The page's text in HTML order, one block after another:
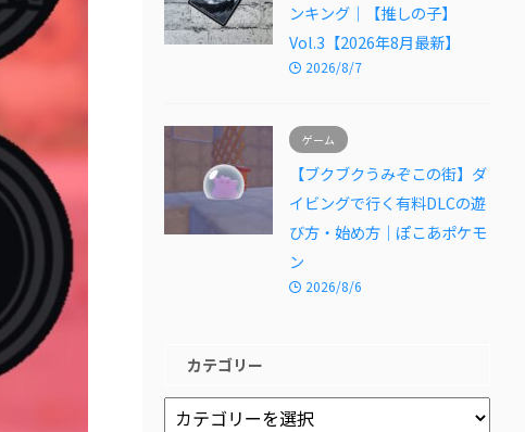
ンキング｜【推しの子】
Vol.3【2026年8月最新】
2026/8/7
ゲーム
【ブクブクうみぞこの街】ダ
イビングで行く有料DLCの遊
び方・始め方｜ぽこあポケモ
ン
2026/8/6
カテゴリー